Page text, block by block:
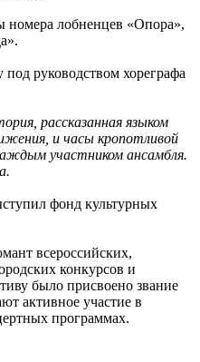
номера лобненцев «Опора»,
руководством хореграфа
рассказанная языком
и часы кропотливой
участником ансамбля.
фонд культурных
всероссийских,
конкурсов и
было присвоено звание
активное участие в
программах.